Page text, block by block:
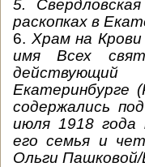
5.
раскопках в
6. Храм на
имя Всех
Екатеринбурге
содержались
июля 1918 года
его семья и
Ольги